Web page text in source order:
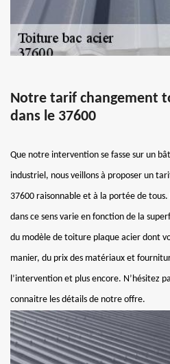
Notre tarif changement
dans le 37600
Que notre intervention se fasse sur un
industriel, nous veillons à proposer un
37600 raisonnable et à la portée de
dans ce sens varie en fonction de la
du modèle de toiture plaque acier dont
manier, du prix des matériaux et
l’intervention et plus encore. N’hésitez
connaitre les détails de notre offre.